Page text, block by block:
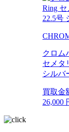
クロム
セメタ
シルバ
買取金
26,000